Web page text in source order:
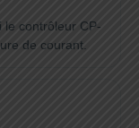
le contrôleur CP-
de courant.